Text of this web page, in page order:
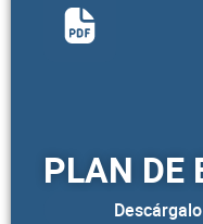
PLAN DE